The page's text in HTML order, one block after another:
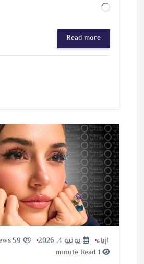
ج
ا
ر
ي
ح
م
ي
ل
…
Read more
ازياء يونيو 4, 2026
1 minute Read